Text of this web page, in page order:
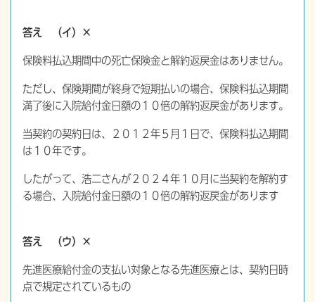
答え （イ）×
保険料払込期間中の死亡保険金と解約返戻金はありません。
ただし、保険期間が終身で短期払いの場合、保険料払込期間
満了後に入院給付金日額の１０倍の解約返戻金があります。
当契約の契約日は、２０１２年５月１日で、保険料払込期間
は１０年です。
したがって、浩二さんが２０２４年１０月に当契約を解約す
る場合、入院給付金日額の１０倍の解約返戻金があります
答え （ウ）×
先進医療給付金の支払い対象となる先進医療とは、契約日時
点で規定されているもの